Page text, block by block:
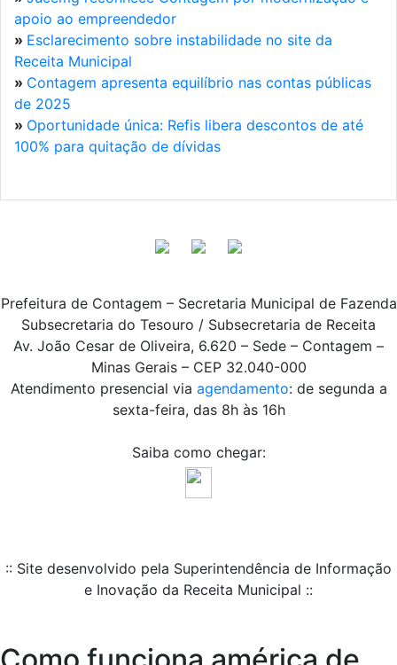
apoio ao empreendedor
» Esclarecimento sobre instabilidade no site da
Receita Municipal
» Contagem apresenta equilíbrio nas contas públicas
de 2025
» Oportunidade única: Refis libera descontos de até
100% para quitação de dívidas
Prefeitura de Contagem – Secretaria Municipal de Fazenda
Subsecretaria do Tesouro / Subsecretaria de Receita
Av. João Cesar de Oliveira, 6.620 – Sede – Contagem –
Minas Gerais – CEP 32.040-000
Atendimento presencial via agendamento: de segunda a
sexta-feira, das 8h às 16h
Saiba como chegar:
:: Site desenvolvido pela Superintendência de Informação
e Inovação da Receita Municipal ::